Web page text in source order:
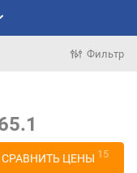
Фильтр
СРАВНИТЬ ЦЕНЫ 15